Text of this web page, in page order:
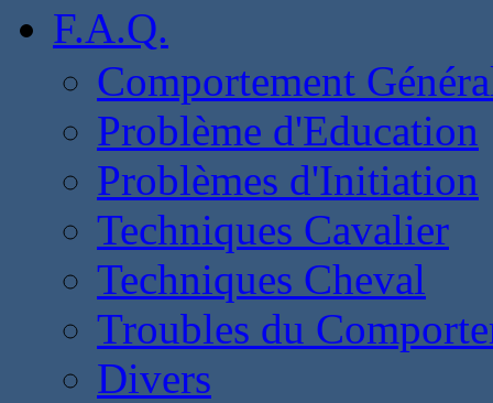
F.A.Q.
Comportement
Problème d'Education
Problèmes d'Initiation
Techniques Cavalier
Techniques Cheval
Troubles du
Divers